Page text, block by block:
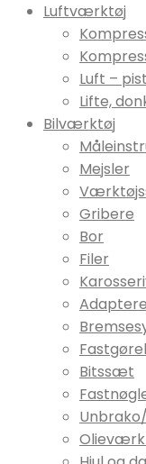
Luftværktøj
Luft –
Lifte,
Bilværktøj
Mejsler
Gribere
Bor
Filer
Adaptere
Bitssæt